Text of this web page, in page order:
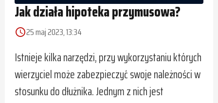
Jak działa hipoteka przymusowa?
access_time25 maj 2023, 13:34
Istnieje kilka narzędzi, przy wykorzystaniu których
wierzyciel może zabezpieczyć swoje należności w
stosunku do dłużnika. Jednym z nich jest